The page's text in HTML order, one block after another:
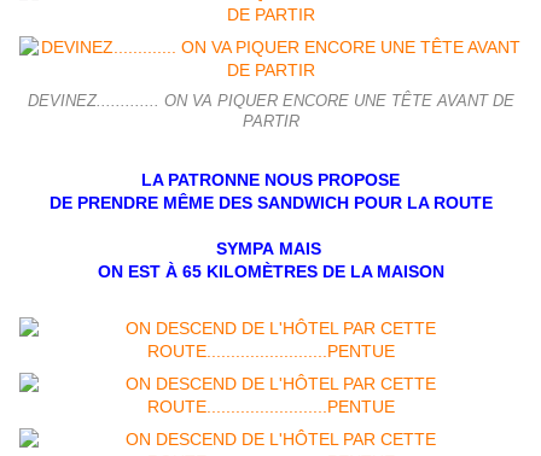
DEVINEZ............. ON VA PIQUER ENCORE UNE TÊTE AVANT DE
PARTIR
LA PATRONNE NOUS PROPOSE
DE PRENDRE MÊME DES SANDWICH POUR LA ROUTE
SYMPA MAIS
ON EST À 65 KILOMÈTRES DE LA MAISON